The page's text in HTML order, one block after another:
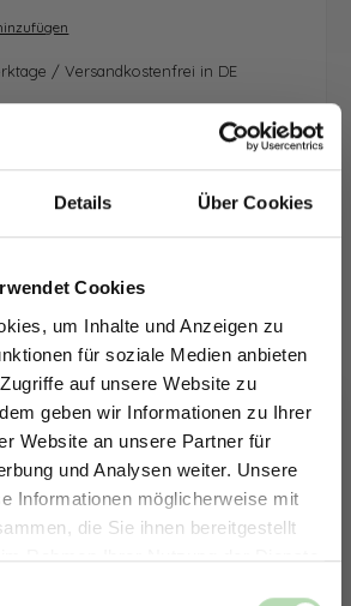
Details Über Cookies
Cookies
um Inhalte und Anzeigen zu
für soziale Medien anbieten
auf unsere Website zu
geben wir Informationen zu Ihrer
Website an unsere Partner für
und Analysen weiter. Unsere
Informationen möglicherweise mit
die Sie ihnen bereitgestellt
Rahmen Ihrer Nutzung der Dienste
/ Versandkostenfrei in DE
5% RABATT AUF
RÜCKWÄNDE